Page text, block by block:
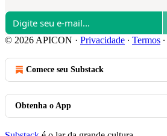
© 2026 APICON · Privacidade ∙ Termos ∙
Comece seu Substack
Obtenha o App